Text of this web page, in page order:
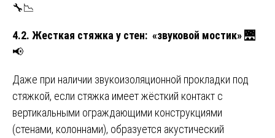
🔧📉
4.2. Жесткая стяжка у стен: «звуковой мостик» 🌉
📢
Даже при наличии звукоизоляционной прокладки под
стяжкой, если стяжка имеет жёсткий контакт с
вертикальными ограждающими конструкциями
(стенами, колоннами), образуется акустический